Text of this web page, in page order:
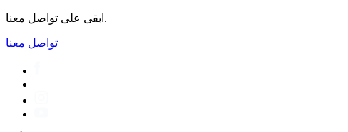
ابقى على تواصل معنا.
تواصل معنا